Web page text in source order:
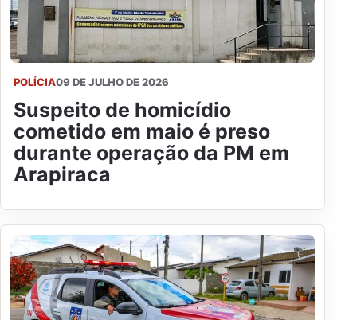
POLÍCIA09 DE JULHO DE 2026
Suspeito de homicídio
cometido em maio é preso
durante operação da PM em
Arapiraca